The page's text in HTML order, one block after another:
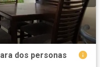
dos personas